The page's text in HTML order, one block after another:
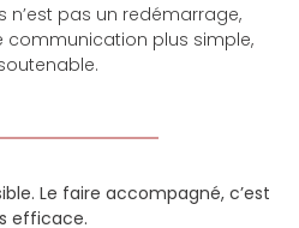
pas un redémarrage,
communication plus simple,
Le faire accompagné, c’est
efficace.